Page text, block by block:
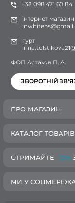
+38 098 471 60 84
інтернет магазин
гурт
ФОП Астахов П. А.
ЗВОРОТНІЙ
ПРО МАГАЗИН
КАТАЛОГ ТОВАРІВ
ОТРИМАЙТЕ -10%
МИ У